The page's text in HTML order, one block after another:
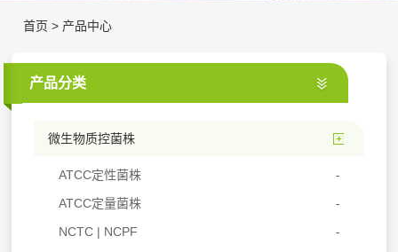
首页 > 产品中心
产品分类
微生物质控菌株
ATCC定性菌株
ATCC定量菌株
NCTC | NCPF